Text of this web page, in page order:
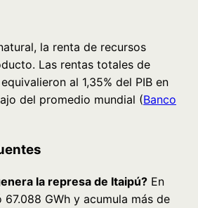
la renta de recursos
Las rentas totales de
al 1,35% del PIB en
del promedio mundial (Banco
la represa de Itaipú? En
GWh y acumula más de